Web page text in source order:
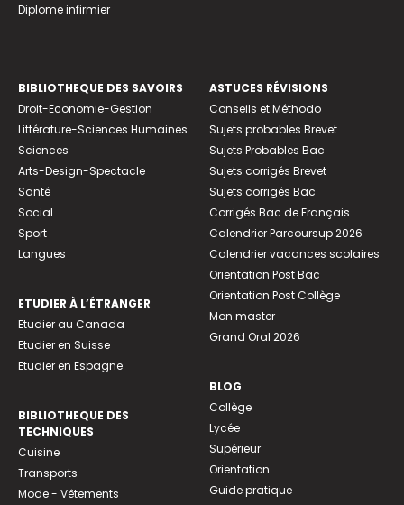
Diplome infirmier
BIBLIOTHEQUE DES SAVOIRS
Droit-Economie-Gestion
Littérature-Sciences Humaines
Sciences
Arts-Design-Spectacle
Santé
Social
Sport
Langues
ETUDIER À L’ÉTRANGER
Etudier au Canada
Etudier en Suisse
Etudier en Espagne
BIBLIOTHEQUE DES
TECHNIQUES
Cuisine
Transports
Mode - Vêtements
ASTUCES RÉVISIONS
Conseils et Méthodo
Sujets probables Brevet
Sujets Probables Bac
Sujets corrigés Brevet
Sujets corrigés Bac
Corrigés Bac de Français
Calendrier Parcoursup 2026
Calendrier vacances scolaires
Orientation Post Bac
Orientation Post Collège
Mon master
Grand Oral 2026
BLOG
Collège
Lycée
Supérieur
Orientation
Guide pratique